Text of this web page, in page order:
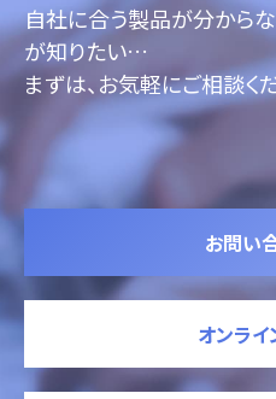
自社に合う製品が分から
が知りたい…
まずは、お気軽にご相談く
お問い
オンラ